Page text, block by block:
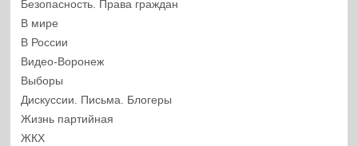
Безопасность. Права граждан
В мире
В России
Видео-Воронеж
Выборы
Дискуссии. Письма. Блогеры
Жизнь партийная
ЖКХ